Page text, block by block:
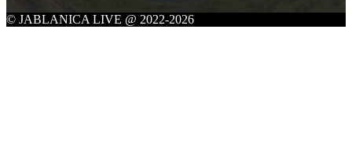
© JABLANICA LIVE @ 2022-2026